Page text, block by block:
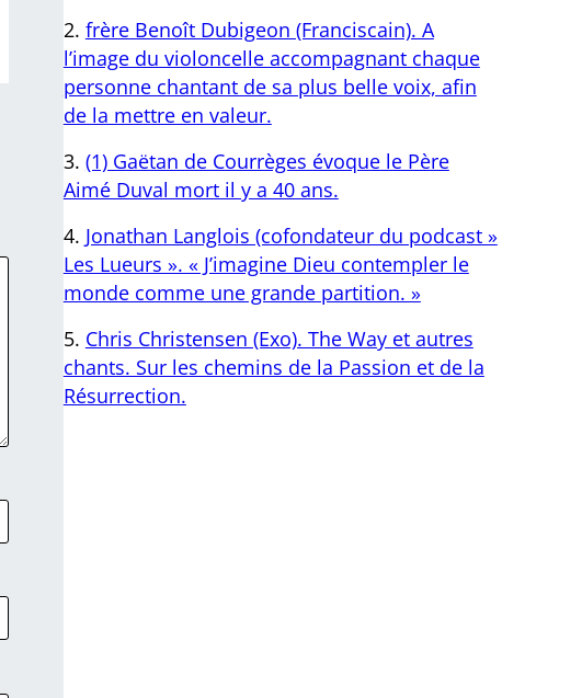
frère Benoît Dubigeon (Franciscain). A
l’image du violoncelle accompagnant chaque
personne chantant de sa plus belle voix, afin
de la mettre en valeur.
(1) Gaëtan de Courrèges évoque le Père
Aimé Duval mort il y a 40 ans.
Jonathan Langlois (cofondateur du podcast »
Les Lueurs ». « J’imagine Dieu contempler le
monde comme une grande partition. »
Chris Christensen (Exo). The Way et autres
chants. Sur les chemins de la Passion et de la
Résurrection.